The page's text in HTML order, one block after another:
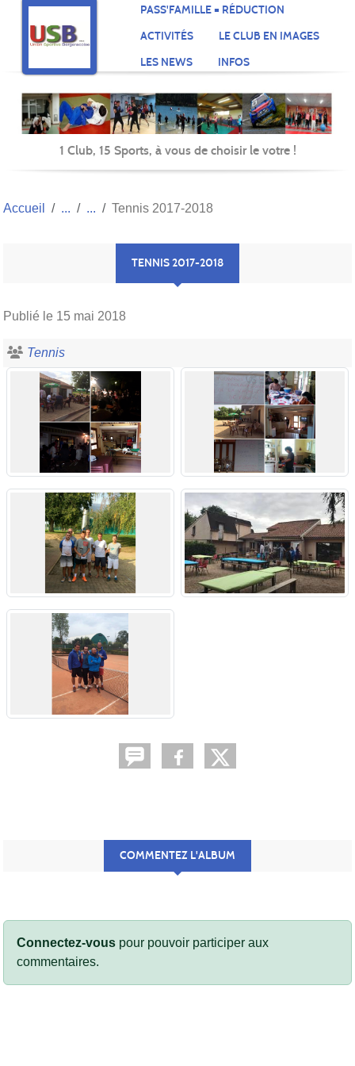
PASS'FAMILLE = RÉDUCTION
ACTIVITÉS
LE CLUB EN IMAGES
LES NEWS
INFOS
1 Club, 15 Sports, à vous de choisir le votre !
Accueil Tennis 2017-2018
TENNIS 2017-2018
Publié le 15 mai 2018
Tennis
COMMENTEZ L'ALBUM
Connectez-vous pour pouvoir participer aux
commentaires.
Panneau de gestion des cookies